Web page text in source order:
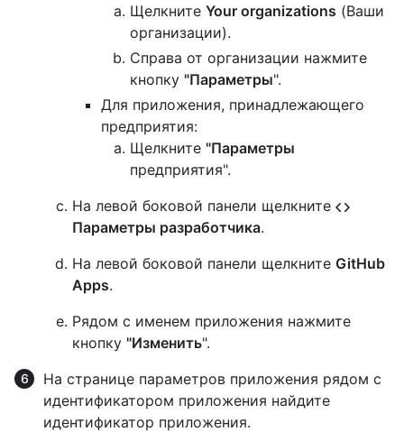
Щелкните Your organizations (Ваши
организации).
Справа от организации нажмите
кнопку "Параметры".
Для приложения, принадлежающего
предприятия:
Щелкните "Параметры
предприятия".
На левой боковой панели щелкните
Параметры разработчика.
На левой боковой панели щелкните GitHub
Apps.
Рядом с именем приложения нажмите
кнопку "Изменить".
На странице параметров приложения рядом с
идентификатором приложения найдите
идентификатор приложения.